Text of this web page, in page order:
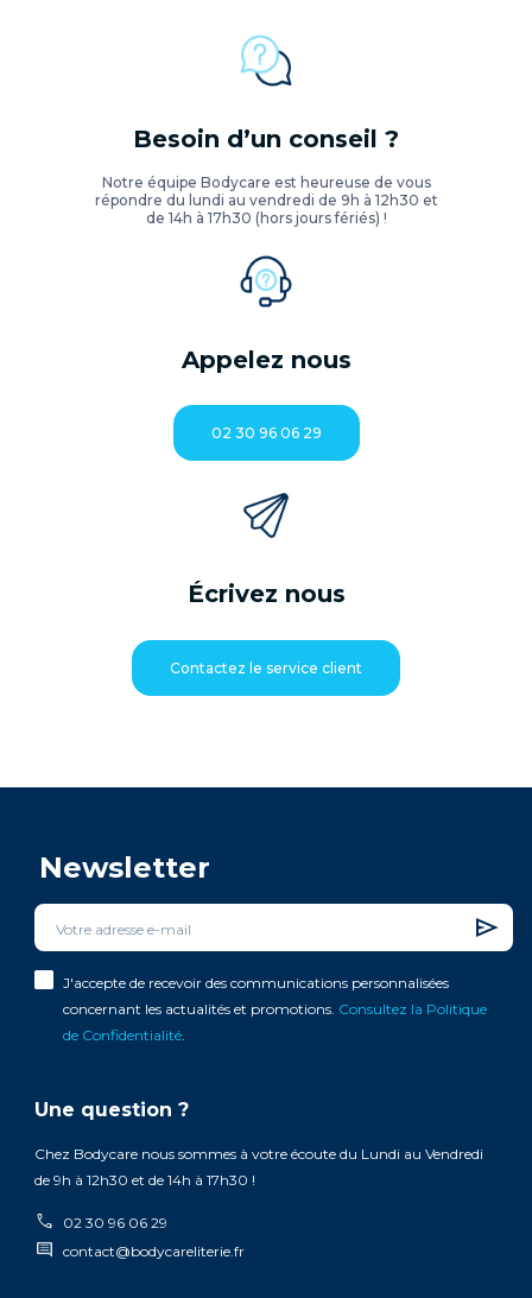
Besoin d’un conseil ?
Notre équipe Bodycare est heureuse de vous
répondre du lundi au vendredi de 9h à 12h30 et
de 14h à 17h30 (hors jours fériés) !
Appelez nous
02 30 96 06 29
Écrivez nous
Contactez le service client
Newsletter
J'accepte de recevoir des communications personnalisées
concernant les actualités et promotions. Consultez la Politique
de Confidentialité.
Une question ?
Chez Bodycare nous sommes à votre écoute du Lundi au Vendredi
de 9h à 12h30 et de 14h à 17h30 !
call 02 30 96 06 29
comment contact@bodycareliterie.fr